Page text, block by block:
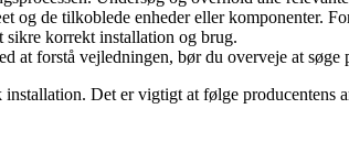
de tilkoblede enheder eller komponenter.
korrekt installation og brug.
forstå vejledningen, bør du overveje at søge
Det er vigtigt at følge producentens